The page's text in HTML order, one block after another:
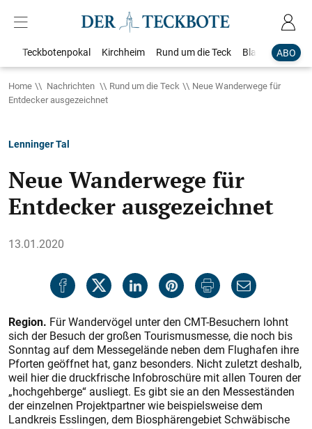
ABO
Teckbotenpokal Kirchheim Rund um die Teck Blaulicht
Home Nachrichten Rund um die Teck
Neue Wanderwege für
Entdecker ausgezeichnet
Lenninger Tal
Neue Wanderwege für
Entdecker ausgezeichnet
13.01.2020
Region. Für Wandervögel unter den CMT-Besuchern lohnt
sich der Besuch der großen Tourismusmesse, die noch bis
Sonntag auf dem Messegelände neben dem Flughafen ihre
Pforten geöffnet hat, ganz besonders. Nicht zuletzt deshalb,
weil hier die druckfrische Infobroschüre mit allen Touren der
„hochgehberge“ ausliegt. Es gibt sie an den Messeständen
der einzelnen Projektpartner wie beispielsweise dem
Landkreis Esslingen, dem Biosphärengebiet Schwäbische